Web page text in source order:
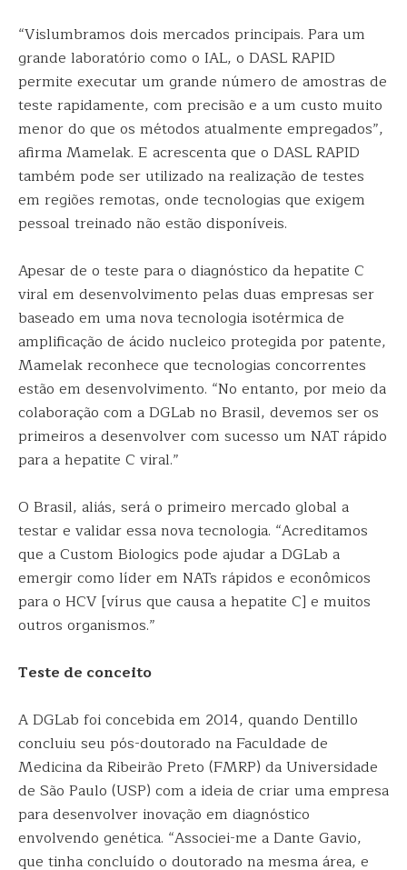
“Vislumbramos dois mercados principais. Para um
grande laboratório como o IAL, o DASL RAPID
permite executar um grande número de amostras de
teste rapidamente, com precisão e a um custo muito
menor do que os métodos atualmente empregados”,
afirma Mamelak. E acrescenta que o DASL RAPID
também pode ser utilizado na realização de testes
em regiões remotas, onde tecnologias que exigem
pessoal treinado não estão disponíveis.
Apesar de o teste para o diagnóstico da hepatite C
viral em desenvolvimento pelas duas empresas ser
baseado em uma nova tecnologia isotérmica de
amplificação de ácido nucleico protegida por patente,
Mamelak reconhece que tecnologias concorrentes
estão em desenvolvimento. “No entanto, por meio da
colaboração com a DGLab no Brasil, devemos ser os
primeiros a desenvolver com sucesso um NAT rápido
para a hepatite C viral.”
O Brasil, aliás, será o primeiro mercado global a
testar e validar essa nova tecnologia. “Acreditamos
que a Custom Biologics pode ajudar a DGLab a
emergir como líder em NATs rápidos e econômicos
para o HCV [vírus que causa a hepatite C] e muitos
outros organismos.”
Teste de conceito
A DGLab foi concebida em 2014, quando Dentillo
concluiu seu pós-doutorado na Faculdade de
Medicina da Ribeirão Preto (FMRP) da Universidade
de São Paulo (USP) com a ideia de criar uma empresa
para desenvolver inovação em diagnóstico
envolvendo genética. “Associei-me a Dante Gavio,
que tinha concluído o doutorado na mesma área, e